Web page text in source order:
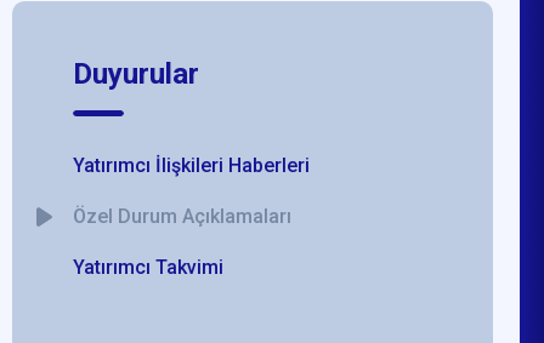
Duyurular
Yatırımcı İlişkileri Haberleri
Özel Durum Açıklamaları
Yatırımcı Takvimi